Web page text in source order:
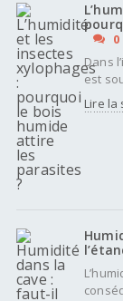
0
Dans
est
Lire la